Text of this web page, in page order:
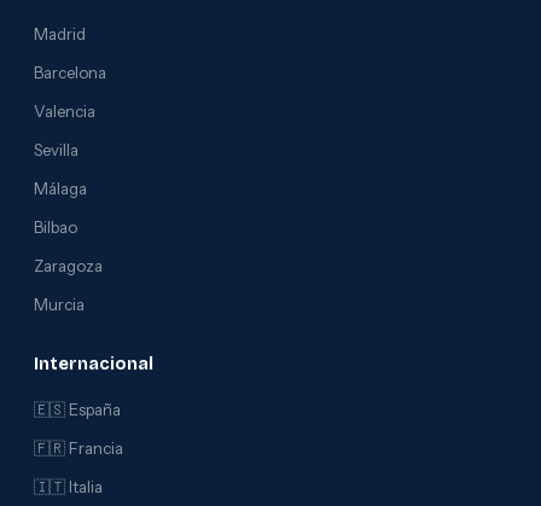
Madrid
Barcelona
Valencia
Sevilla
Málaga
Bilbao
Zaragoza
Murcia
Internacional
🇪🇸 España
🇫🇷 Francia
🇮🇹 Italia